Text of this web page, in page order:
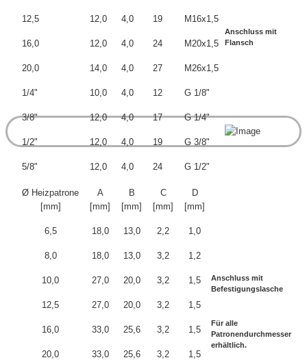
12,5 12,0 4,0 19 M16x1,5
16,0 12,0 4,0 24 M20x1,5
20,0 14,0 4,0 27 M26x1,5
1/4" 10,0 4,0 12 G 1/8"
3/8" 12,0 4,0 17 G 1/4"
1/2" 12,0 4,0 19 G 3/8"
5/8" 12,0 4,0 24 G 1/2"
Anschluss mit
Flansch
Ø Heizpatrone
[mm]
A
[mm]
B
[mm]
C
[mm]
D
[mm]
6,5 18,0 13,0 2,2 1,0
8,0 18,0 13,0 3,2 1,2
10,0 27,0 20,0 3,2 1,5
12,5 27,0 20,0 3,2 1,5
16,0 33,0 25,6 3,2 1,5
20,0 33,0 25,6 3,2 1,5
Anschluss mit
Befestigungslasche
Für alle
Patronendurchmesser
erhältlich.